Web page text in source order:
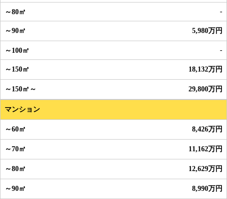
-
5,980万円
-
18,132万円
29,800万円
マンション
8,426万円
11,162万円
12,629万円
8,990万円